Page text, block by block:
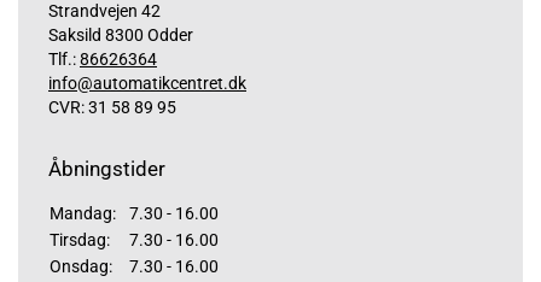
Strandvejen 42
Saksild 8300 Odder
Tlf.:86626364
info@automatikcentret.dk
CVR: 31 58 89 95
Åbningstider
Mandag:
7.30 - 16.00
Tirsdag:
7.30 - 16.00
Onsdag:
7.30 - 16.00